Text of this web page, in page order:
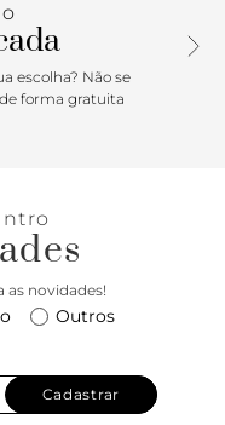
biqueira.
escolha? Não se
forma gratuita
as novidades!
Outros
Cadastrar